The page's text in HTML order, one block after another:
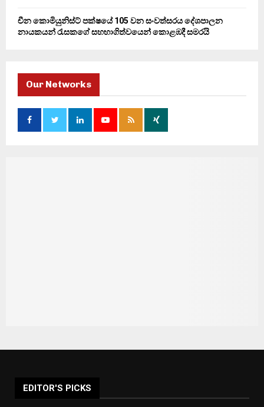
චීන කොමියුනිස්ට් පක්ෂයේ 105 වන සංවත්සරය දේශපාලන
නායකයන් රැසකගේ සහභාගිත්වයෙන් කොළඹදී සමරයි
Our Networks
EDITOR'S PICKS